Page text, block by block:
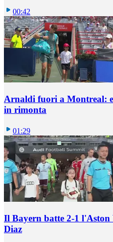
00:42
Arnaldi fuori a Montreal:
in rimonta
01:29
Il Bayern batte 2-1
Diaz